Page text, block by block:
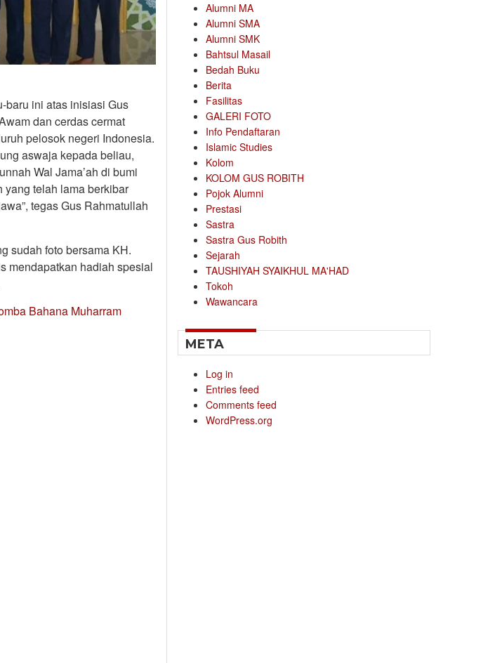
baru ini atas inisiasi Gus
dan cerdas cermat
pelosok negeri Indonesia.
aswaja kepada beliau,
Wal Jama’ah di bumi
yang telah lama berkibar
tegas Gus Rahmatullah
sudah foto bersama KH.
mendapatkan hadiah spesial
Bahana Muharram
Alumni MA
Alumni SMA
Alumni SMK
Bahtsul Masail
Bedah Buku
Berita
Fasilitas
GALERI FOTO
Info Pendaftaran
Islamic Studies
Kolom
KOLOM GUS ROBITH
Pojok Alumni
Prestasi
Sastra
Sastra Gus Robith
Sejarah
TAUSHIYAH SYAIKHUL MA'HAD
Tokoh
Wawancara
META
Log in
Entries feed
Comments feed
WordPress.org